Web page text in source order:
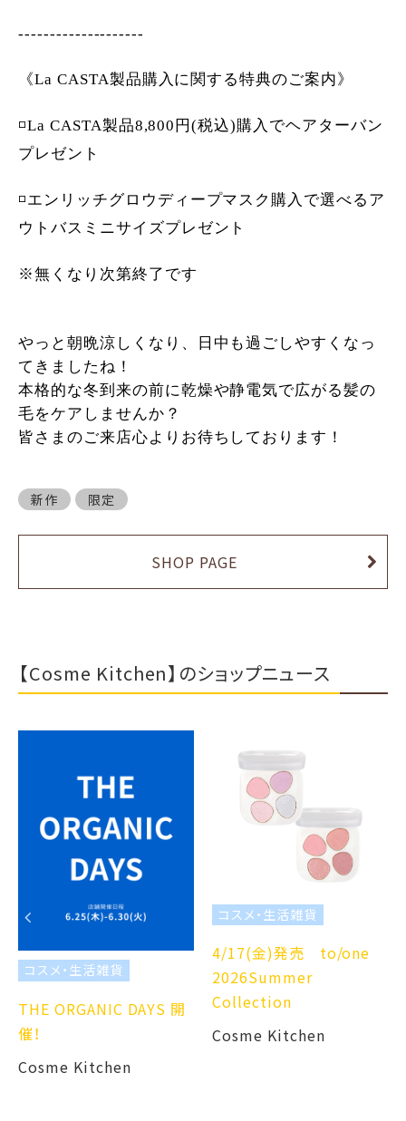
--------------------
《La CASTA製品購入に関する特典のご案内》
◽️La CASTA製品8,800円(税込)購入でヘアターバン
プレゼント
◽️エンリッチグロウディープマスク購入で選べるア
ウトバスミニサイズプレゼント
※無くなり次第終了です
やっと朝晩涼しくなり、日中も過ごしやすくなっ
てきましたね！
本格的な冬到来の前に乾燥や静電気で広がる髪の
毛をケアしませんか？
皆さまのご来店心よりお待ちしております！
新作 限定
SHOP PAGE
【Cosme Kitchen】のショップニュース
コスメ・生活雑貨
THE ORGANIC DAYS 開
催！
Cosme Kitchen
コスメ・生活雑貨
4/17(金)発売 to/one
2026Summer
Collection
Cosme Kitchen